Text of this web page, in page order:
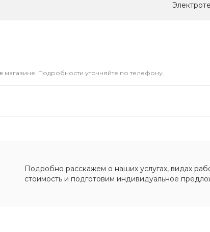
магазине. Подробности уточняйте по телефону.
Подробно расскажем о наших услугах, видах
стоимость и подготовим индивидуальное